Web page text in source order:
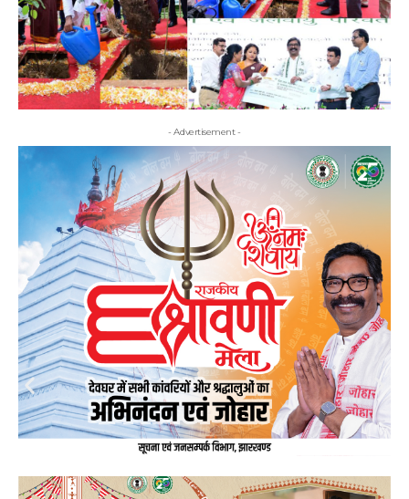
- Advertisement -